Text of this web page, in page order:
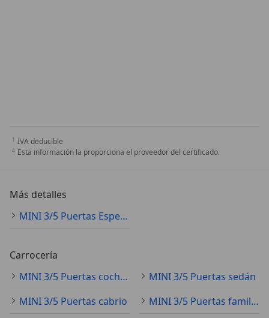
IVA deducible
Esta información la proporciona el proveedor del certificado.
Más detalles
MINI 3/5 Puertas Especificaciones técnicas
Carrocería
MINI 3/5 Puertas coche pequeño
MINI 3/5 Puertas sedán
MINI 3/5 Puertas cabrio
MINI 3/5 Puertas familiar